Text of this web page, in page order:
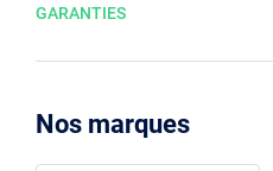
GARANTIES
Nos marques